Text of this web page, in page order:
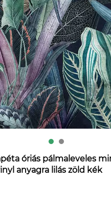
óriás pálmaleveles
anyagra lilás zöld kék